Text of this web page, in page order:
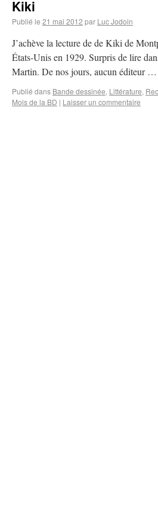
Kiki
Publié le 21 mai 2012 par Luc Jodoin
J’achève la lecture de de Kiki de
États-Unis en 1929. Surpris de lire
Martin. De nos jours, aucun éditeur …
Publié dans Bande dessinée, Littérature,
Mois de la BD | Laisser un commentaire